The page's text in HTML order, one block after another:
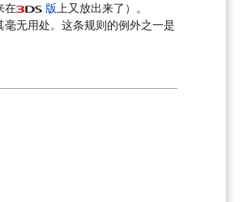
在 版 上又放出来了）。
毫无用处。这条规则的例外之一是